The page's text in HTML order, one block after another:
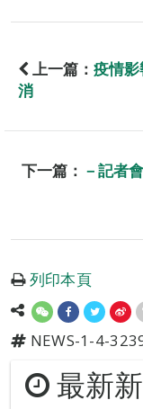
上一篇： 疫情
消
下一篇： －記者
列印本頁
NEWS-1-4-
最新